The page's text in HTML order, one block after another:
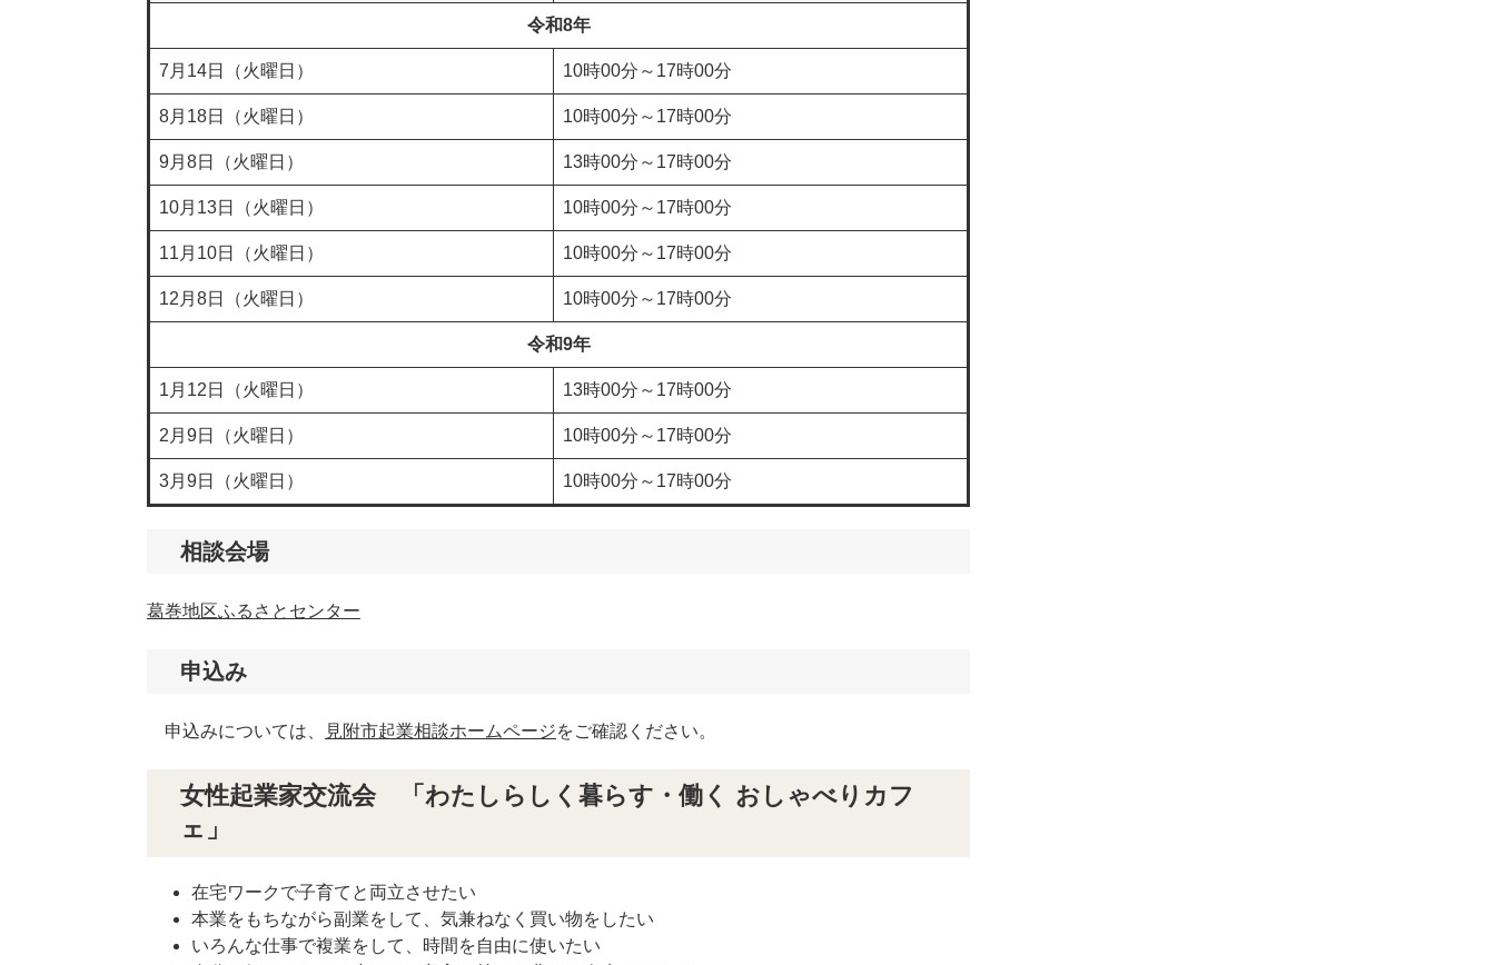
令和8年
7月14日（火曜日） 10時00分～17時00分
8月18日（火曜日） 10時00分～17時00分
9月8日（火曜日） 13時00分～17時00分
10月13日（火曜日） 10時00分～17時00分
11月10日（火曜日） 10時00分～17時00分
12月8日（火曜日） 10時00分～17時00分
令和9年
1月12日（火曜日） 13時00分～17時00分
2月9日（火曜日） 10時00分～17時00分
3月9日（火曜日） 10時00分～17時00分
相談会場
葛巻地区ふるさとセンター
申込み
申込みについては、 見附市起業相談ホームページをご確認ください。
女性起業家交流会 「わたしらしく暮らす・働く おしゃべりカフ
ェ」
在宅ワークで子育てと両立させたい
本業をもちながら副業をして、気兼ねなく買い物をしたい
いろんな仕事で複業をして、時間を自由に使いたい